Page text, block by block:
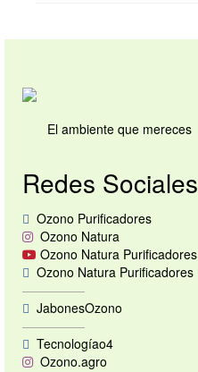
Tienda
Tips de Ozono
Contacto
El ambiente que mereces
Redes Sociales
Ozono Purificadores
Ozono Natura
Ozono Natura Purificadores
Ozono Natura Purificadores
—————
JabonesOzono
—————
Tecnologíao4
Ozono.agro